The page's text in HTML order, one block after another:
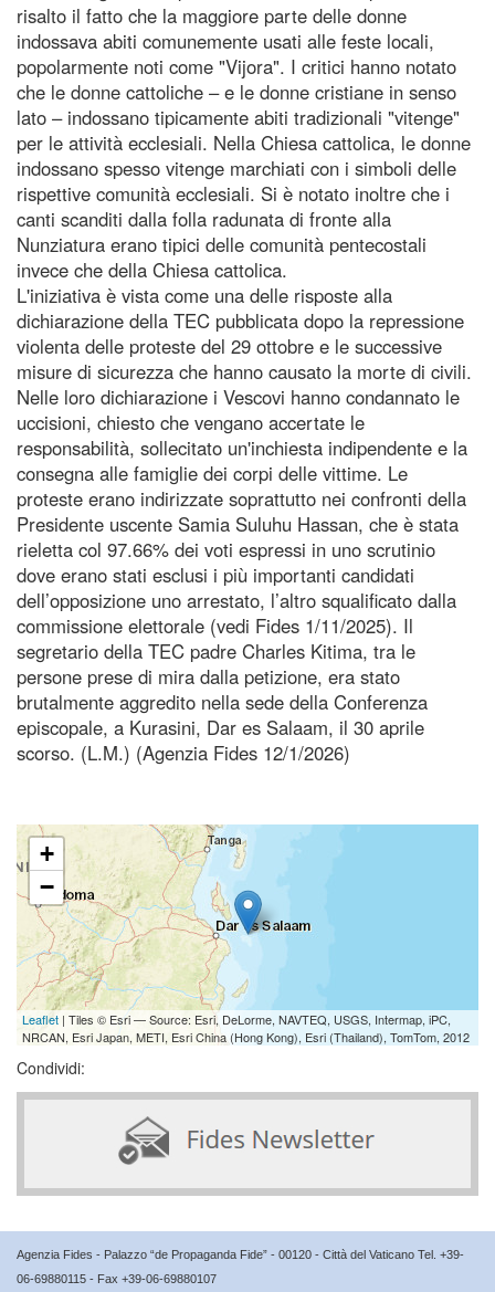
risalto il fatto che la maggiore parte delle donne
indossava abiti comunemente usati alle feste locali,
popolarmente noti come "Vijora". I critici hanno notato
che le donne cattoliche – e le donne cristiane in senso
lato – indossano tipicamente abiti tradizionali "vitenge"
per le attività ecclesiali. Nella Chiesa cattolica, le donne
indossano spesso vitenge marchiati con i simboli delle
rispettive comunità ecclesiali. Si è notato inoltre che i
canti scanditi dalla folla radunata di fronte alla
Nunziatura erano tipici delle comunità pentecostali
invece che della Chiesa cattolica.
L'iniziativa è vista come una delle risposte alla
dichiarazione della TEC pubblicata dopo la repressione
violenta delle proteste del 29 ottobre e le successive
misure di sicurezza che hanno causato la morte di civili.
Nelle loro dichiarazione i Vescovi hanno condannato le
uccisioni, chiesto che vengano accertate le
responsabilità, sollecitato un'inchiesta indipendente e la
consegna alle famiglie dei corpi delle vittime. Le
proteste erano indirizzate soprattutto nei confronti della
Presidente uscente Samia Suluhu Hassan, che è stata
rieletta col 97.66% dei voti espressi in uno scrutinio
dove erano stati esclusi i più importanti candidati
dell’opposizione uno arrestato, l’altro squalificato dalla
commissione elettorale (vedi Fides 1/11/2025). Il
segretario della TEC padre Charles Kitima, tra le
persone prese di mira dalla petizione, era stato
brutalmente aggredito nella sede della Conferenza
episcopale, a Kurasini, Dar es Salaam, il 30 aprile
scorso. (L.M.) (Agenzia Fides 12/1/2026)
+
−
Leaflet | Tiles © Esri — Source: Esri, DeLorme, NAVTEQ, USGS, Intermap, iPC,
NRCAN, Esri Japan, METI, Esri China (Hong Kong), Esri (Thailand), TomTom, 2012
Condividi:
Agenzia Fides - Palazzo “de Propaganda Fide” - 00120 - Città del Vaticano Tel. +39-
06-69880115 - Fax +39-06-69880107